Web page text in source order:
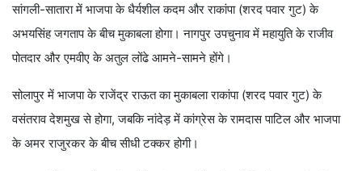
सांगली-सातारा में भाजपा के धैर्यशील कदम और राकांपा (शरद पवार गुट) के
अभयसिंह जगताप के बीच मुकाबला होगा। नागपुर उपचुनाव में महायुति के राजीव
पोतदार और एमवीए के अतुल लोंढे आमने-सामने होंगे।
सोलापुर में भाजपा के राजेंद्र राऊत का मुकाबला राकांपा (शरद पवार गुट) के
वसंतराव देशमुख से होगा, जबकि नांदेड़ में कांग्रेस के रामदास पाटिल और भाजपा
के अमर राजुरकर के बीच सीधी टक्कर होगी।